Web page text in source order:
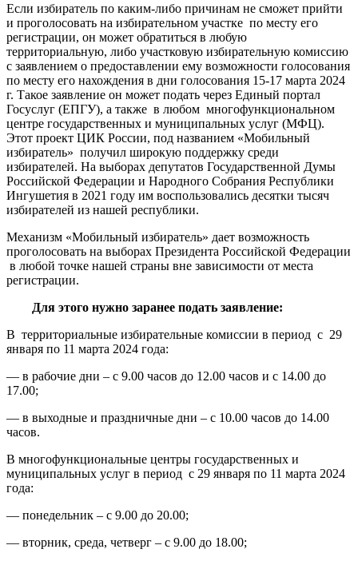
Если избиратель по каким-либо причинам не сможет прийти
и проголосовать на избирательном участке по месту его
регистрации, он может обратиться в любую
территориальную, либо участковую избирательную комиссию
с заявлением о предоставлении ему возможности голосования
по месту его нахождения в дни голосования 15-17 марта 2024
г. Такое заявление он может подать через Единый портал
Госуслуг (ЕПГУ), а также в любом многофункциональном
центре государственных и муниципальных услуг (МФЦ).
Этот проект ЦИК России, под названием «Мобильный
избиратель» получил широкую поддержку среди
избирателей. На выборах депутатов Государственной Думы
Российской Федерации и Народного Собрания Республики
Ингушетия в 2021 году им воспользовались десятки тысяч
избирателей из нашей республики.
Механизм «Мобильный избиратель» дает возможность
проголосовать на выборах Президента Российской Федерации
в любой точке нашей страны вне зависимости от места
регистрации.
Для этого нужно заранее подать заявление:
В территориальные избирательные комиссии в период c 29
января по 11 марта 2024 года:
— в рабочие дни – с 9.00 часов до 12.00 часов и с 14.00 до
17.00;
— в выходные и праздничные дни – с 10.00 часов до 14.00
часов.
В многофункциональные центры государственных и
муниципальных услуг в период c 29 января по 11 марта 2024
года:
— понедельник – с 9.00 до 20.00;
— вторник, среда, четверг – с 9.00 до 18.00;